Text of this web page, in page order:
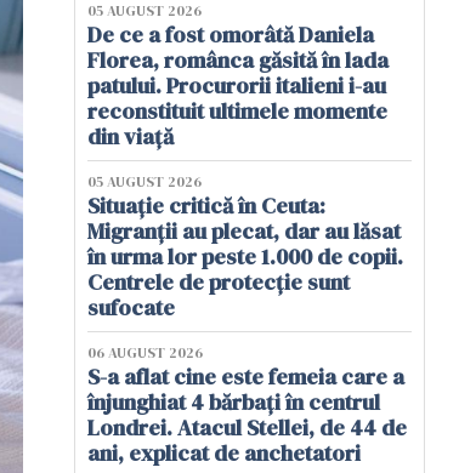
05 AUGUST 2026
De ce a fost omorâtă Daniela
Florea, românca găsită în lada
patului. Procurorii italieni i-au
reconstituit ultimele momente
din viață
05 AUGUST 2026
Situație critică în Ceuta:
Migranții au plecat, dar au lăsat
în urma lor peste 1.000 de copii.
Centrele de protecție sunt
sufocate
06 AUGUST 2026
S-a aflat cine este femeia care a
înjunghiat 4 bărbați în centrul
Londrei. Atacul Stellei, de 44 de
ani, explicat de anchetatori